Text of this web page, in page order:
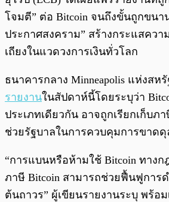
โจมตี” ต่อ Bitcoin จนถึงขั้นถูกขนา
ประกาศสงคราม” สร้างกระแสคว
เถียงในแวดวงการเงินทั่วโลก
ธนาคารกลาง Minneapolis แห่งสห
รายงานในสัปดาห์นี้โดยระบุว่า
ประเภทเดียวกัน อาจถูกเรียกเก็บภ
ช่วยรัฐบาลในการควบคุมการขาดดุ
“การแบนหรือห้ามใช้ Bitcoin ทางก
ภาษี Bitcoin สามารถช่วยฟื้นฟูการ
ต้นถาวร” ผู้เขียนรายงานระบุ พร้อม